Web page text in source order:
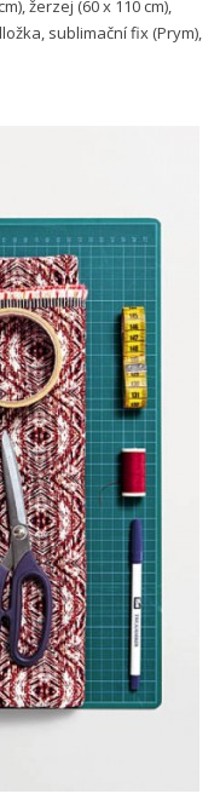
žerzej (60 x 110 cm),
sublimační fix (Prym),